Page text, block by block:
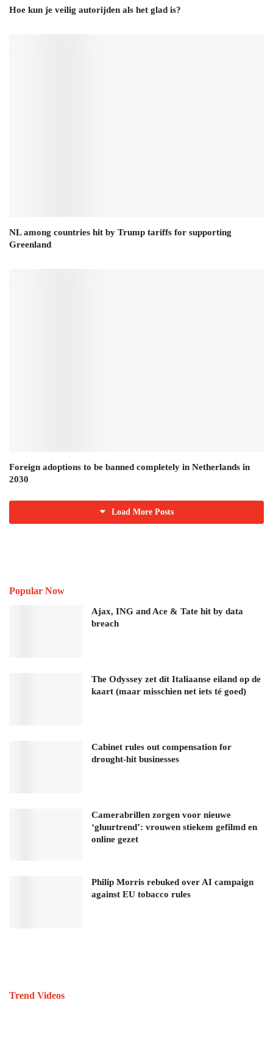
Hoe kun je veilig autorijden als het glad is?
NL among countries hit by Trump tariffs for supporting
Greenland
Foreign adoptions to be banned completely in Netherlands in
2030
Load More Posts
Popular Now
Ajax, ING and Ace & Tate hit by data
breach
The Odyssey zet dít Italiaanse eiland op de
kaart (maar misschien net iets té goed)
Cabinet rules out compensation for
drought-hit businesses
Camerabrillen zorgen voor nieuwe
‘gluurtrend’: vrouwen stiekem gefilmd en
online gezet
Philip Morris rebuked over AI campaign
against EU tobacco rules
Trend Videos